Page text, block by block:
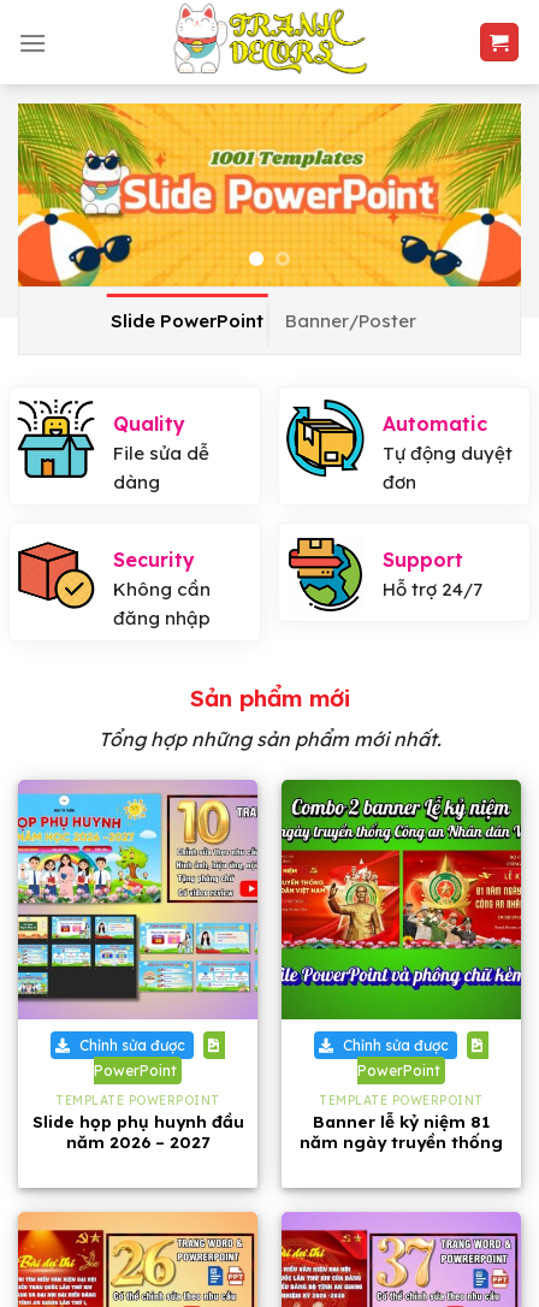
Slide PowerPoint Banner/Poster
Quality
File sửa dễ
dàng
Automatic
Tự động duyệt
đơn
Security
Không cần
đăng nhập
Support
Hỗ trợ 24/7
Sản phẩm mới
Tổng hợp những sản phẩm mới nhất.
Chỉnh sửa được
PowerPoint
TEMPLATE POWERPOINT
Slide họp phụ huynh đầu
năm 2026 – 2027
Chỉnh sửa được
PowerPoint
TEMPLATE POWERPOINT
Banner lễ kỷ niệm 81
năm ngày truyền thống
Nam